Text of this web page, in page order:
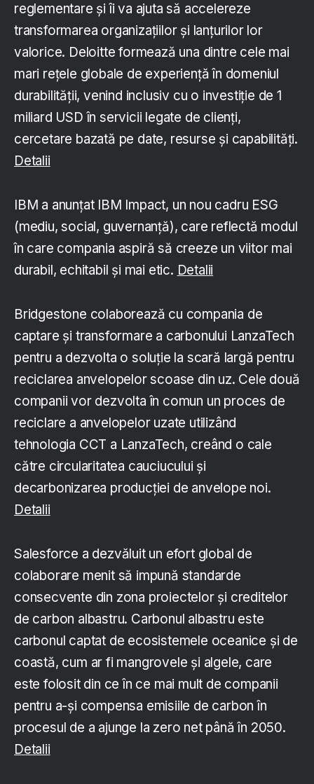
reglementare și îi va ajuta să accelereze
transformarea organizațiilor și lanțurilor lor
valorice. Deloitte formează una dintre cele mai
mari rețele globale de experiență în domeniul
durabilității, venind inclusiv cu o investiție de 1
miliard USD în servicii legate de clienți,
cercetare bazată pe date, resurse și capabilități.
Detalii
IBM a anunțat IBM Impact, un nou cadru ESG
(mediu, social, guvernanță), care reflectă modul
în care compania aspiră să creeze un viitor mai
durabil, echitabil și mai etic. Detalii
Bridgestone colaborează cu compania de
captare și transformare a carbonului LanzaTech
pentru a dezvolta o soluție la scară largă pentru
reciclarea anvelopelor scoase din uz. Cele două
companii vor dezvolta în comun un proces de
reciclare a anvelopelor uzate utilizând
tehnologia CCT a LanzaTech, creând o cale
către circularitatea cauciucului și
decarbonizarea producției de anvelope noi.
Detalii
Salesforce a dezvăluit un efort global de
colaborare menit să impună standarde
consecvente din zona proiectelor și creditelor
de carbon albastru. Carbonul albastru este
carbonul captat de ecosistemele oceanice și de
coastă, cum ar fi mangrovele și algele, care
este folosit din ce în ce mai mult de companii
pentru a-și compensa emisiile de carbon în
procesul de a ajunge la zero net până în 2050.
Detalii